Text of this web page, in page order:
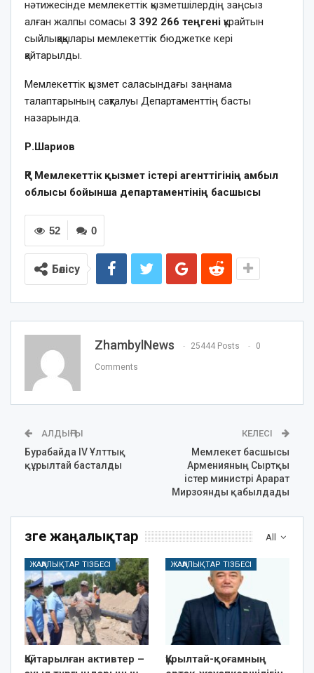
нәтижесінде мемлекеттік қызметшілердің заңсыз
алған жалпы сомасы 3 392 266 теңгені құрайтын
сыйлықақылары мемлекеттік бюджетке кері
қайтарылды.
Мемлекеттік қызмет саласындағы заңнама
талаптарының сақталуы Департаменттің басты
назарында.
Р.Шариов
ҚР Мемлекеттік қызмет істері агенттігінің амбыл
облысы бойынша департаментінің басшысы
0
52
Бөлісу
ZhambylNews 25444 Posts 0
Comments
АЛДЫҢҒЫ
Бурабайда IV Ұлттық
құрылтай басталды
КЕЛЕСІ
Мемлекет басшысы
Арменияның Сыртқы
істер министрі Арарат
Мирзоянды қабылдады
All
Өзге жаңалықтар
ЖАҢАЛЫҚТАР ТІЗБЕСІ
Қайтарылған активтер –
ЖАҢАЛЫҚТАР ТІЗБЕСІ
Құрылтай-қоғамның